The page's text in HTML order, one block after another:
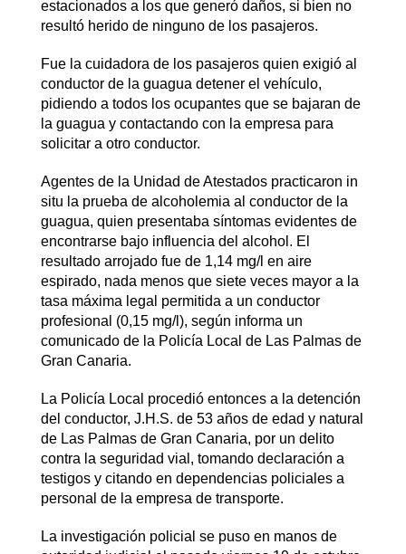
estacionados a los que generó daños, si bien no
resultó herido de ninguno de los pasajeros.
Fue la cuidadora de los pasajeros quien exigió al
conductor de la guagua detener el vehículo,
pidiendo a todos los ocupantes que se bajaran de
la guagua y contactando con la empresa para
solicitar a otro conductor.
Agentes de la Unidad de Atestados practicaron in
situ la prueba de alcoholemia al conductor de la
guagua, quien presentaba síntomas evidentes de
encontrarse bajo influencia del alcohol. El
resultado arrojado fue de 1,14 mg/l en aire
espirado, nada menos que siete veces mayor a la
tasa máxima legal permitida a un conductor
profesional (0,15 mg/l), según informa un
comunicado de la Policía Local de Las Palmas de
Gran Canaria.
La Policía Local procedió entonces a la detención
del conductor, J.H.S. de 53 años de edad y natural
de Las Palmas de Gran Canaria, por un delito
contra la seguridad vial, tomando declaración a
testigos y citando en dependencias policiales a
personal de la empresa de transporte.
La investigación policial se puso en manos de